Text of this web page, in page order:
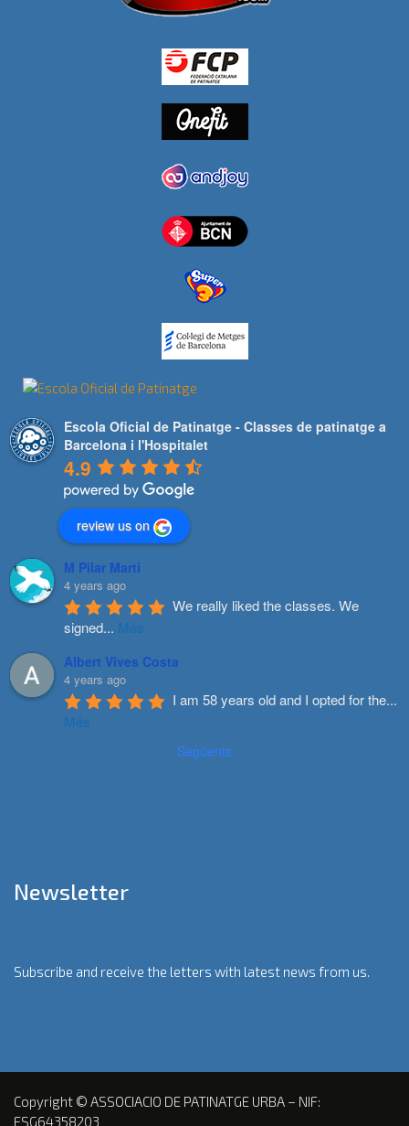
Escola Oficial de Patinatge - Classes de patinatge a
Barcelona i l'Hospitalet
4.9
review us on
M Pilar Marti
4 years ago
We really liked the classes. We
signed... Més
Albert Vives Costa
4 years ago
I am 58 years old and I opted for the...
Més
Següents
Newsletter
Subscribe and receive the letters with latest news from us.
Copyright © ASSOCIACIO DE PATINATGE URBA – NIF:
ESG64358203